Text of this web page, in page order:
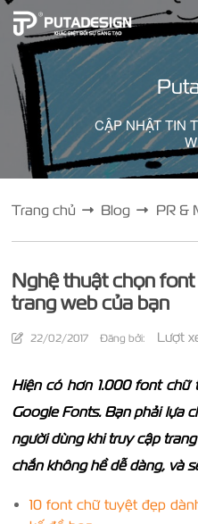
CẬP NHẬT TIN
Trang chủ Blog PR &
Nghệ thuật chọn
trang web của bạn
22/02/2017 Đăng bởi: Lượt
Hiện có hơn 1.000 font
Google Fonts. Bạn phải lựa
người dùng khi truy cập
chắn không hề dễ dàng, và
10 font chữ tuyệt đẹp